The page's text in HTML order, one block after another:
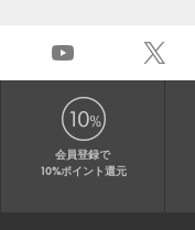
会員登録で
10%ポイント還元